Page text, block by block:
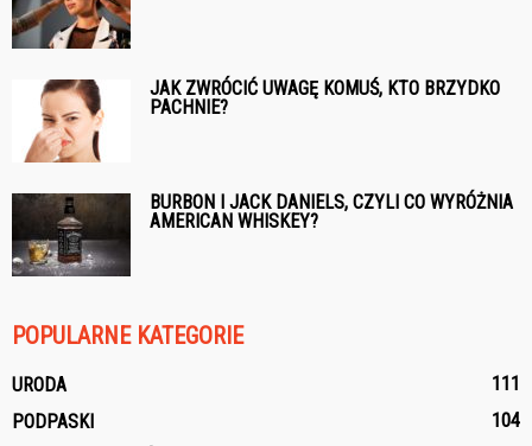
JAK ZWRÓCIĆ UWAGĘ KOMUŚ, KTO BRZYDKO
PACHNIE?
BURBON I JACK DANIELS, CZYLI CO WYRÓŻNIA
AMERICAN WHISKEY?
POPULARNE KATEGORIE
URODA
111
PODPASKI
104